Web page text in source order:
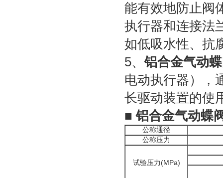
能有效地防止阀
执行器和连接法
如低吸水性、抗
5、铝合金气动
电动执行器），
长驱动装置的使
■铝合金气动蝶
公称通径
公称压力
试验压力(MPa)